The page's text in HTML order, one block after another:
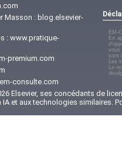
Masson : blog.elsevier-
: www.pratique-
premium.com
consulte.com
EM-
En
vous
sont
Les
Le
Elsevier, ses concédants de
et aux technologies similaires.